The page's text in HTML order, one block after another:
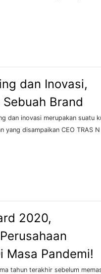
dan Inovasi,
Brand
dan inovasi merupakan suatu
yang disampaikan CEO TRAS N
2020,
Masa Pandemi!
tahun terakhir sebelum